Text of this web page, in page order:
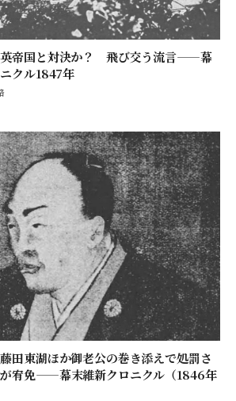
英帝国と対決か？ 飛び交う流言——幕
クル1847年
田東湖ほか御老公の巻き添えで処罰さ
宥免——幕末維新クロニクル（1846年